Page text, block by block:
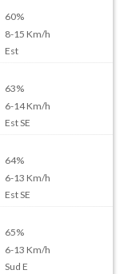
60%
8-15 Km/h
Est
63%
6-14Km/h
Est SE
64%
6-13 Km/h
Est SE
65%
6-13 Km/h
Sud E